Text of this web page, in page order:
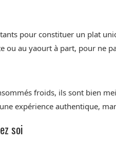
pour constituer un plat
ou au yaourt à part, pour ne
froids, ils sont bien
expérience authentique,
soi